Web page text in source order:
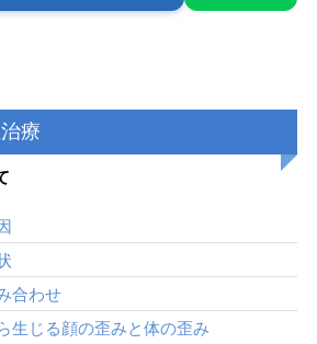
療
合わせ
生じる顔の歪みと体の歪み